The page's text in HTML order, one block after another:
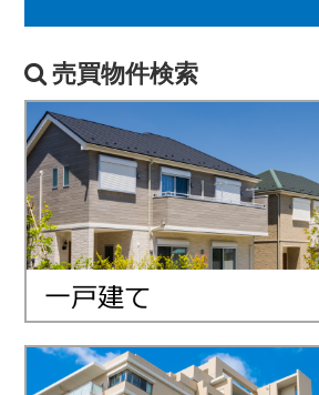
売買物件検索